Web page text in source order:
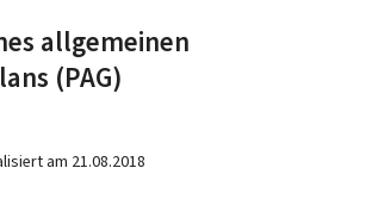
actif
allgemeinen
(PAG)
am 21.08.2018